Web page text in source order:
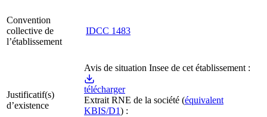
Convention
collective de
l’établissement
IDCC 1483
Justificatif(s)
d’existence
Avis de situation Insee de cet établissement :
télécharger
Extrait RNE de la société (équivalent
KBIS/D1) :